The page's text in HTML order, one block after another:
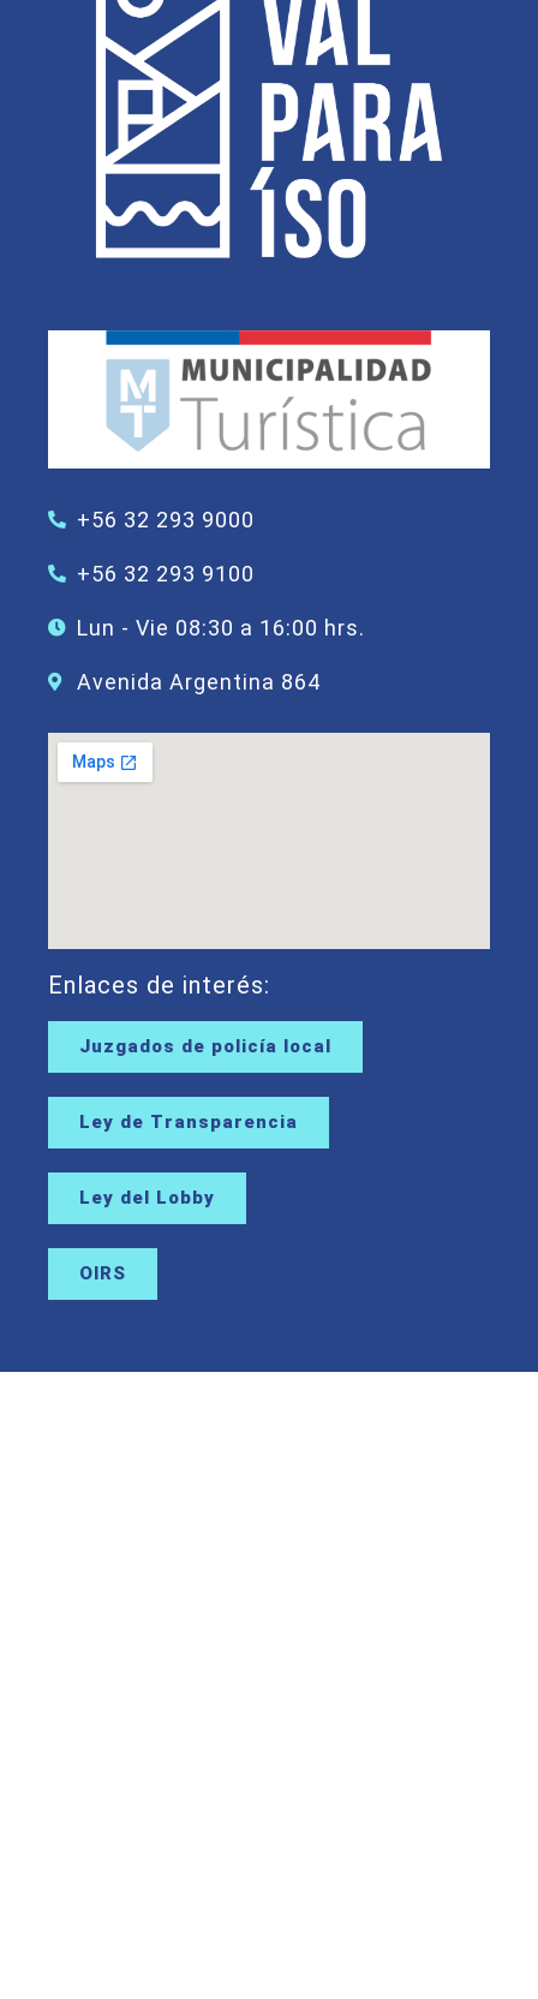
+56 32 293 9000
+56 32 293 9100
Lun - Vie 08:30 a 16:00 hrs.
Avenida Argentina 864
Enlaces de interés:
Juzgados de policía local
Ley de Transparencia
Ley del Lobby
OIRS